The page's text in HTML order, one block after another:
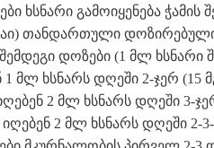
ხსნარი გამოიყენება
თანდართული
დოზები (1 მლ ხსნარი
1 მლ ხსნარს დღეში 2-ჯერ (15
2 მლ ხსნარს დღეში 3-
2 მლ ხსნარს დღეში 2-